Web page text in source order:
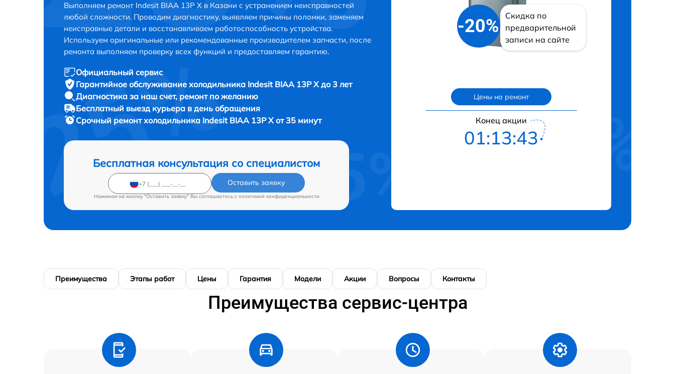
Выполняем ремонт Indesit BIAA 13P X в Казани с устранением неисправностей
любой сложности. Проводим диагностику, выявляем причины поломки, заменяем
неисправные детали и восстанавливаем работоспособность устройства.
Используем оригинальные или рекомендованные производителем запчасти, после
ремонта выполняем проверку всех функций и предоставляем гарантию.
Официальный сервис
Гарантийное обслуживание холодильника Indesit BIAA 13P X до 3 лет
Диагностика за наш счет, ремонт по желанию
Бесплатный выезд курьера в день обращения
Срочный ремонтхолодильника Indesit BIAA 13P X от 35 минут
Бесплатная консультация со специалистом
Оставить заявку
Нажимая на кнопку "Оставить заявку" Вы соглашаетесь c политикой конфиденциальности
-20%
Скидка по
предварительной
записи на сайте
Цены на ремонт
Конец акции
01:13:42
Преимущества Этапы работ Цены Гарантия Модели Акции Вопросы Контакты
Преимущества сервис-центра